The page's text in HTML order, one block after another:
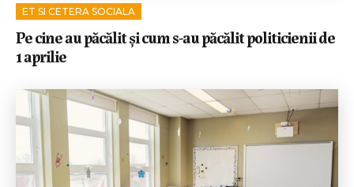
ET SI CETERA SOCIALA
Pe cine au păcălit și cum s-au păcălit politicienii de
1 aprilie